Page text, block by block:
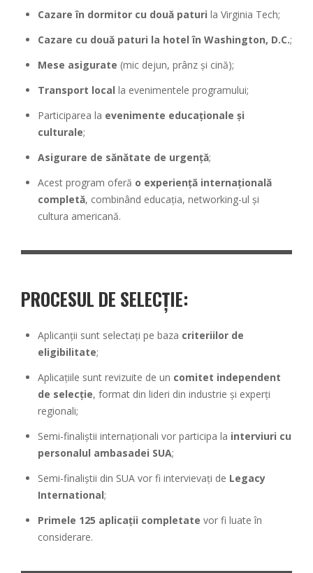
Cazare în dormitor cu două paturi la Virginia Tech;
Cazare cu două paturi la hotel în Washington, D.C.;
Mese asigurate (mic dejun, prânz și cină);
Transport local la evenimentele programului;
Participarea la evenimente educaționale și
culturale;
Asigurare de sănătate de urgență;
Acest program oferă o experiență internațională
completă, combinând educația, networking-ul și
cultura americană.
PROCESUL DE SELECȚIE:
Aplicanții sunt selectați pe baza criteriilor de
eligibilitate;
Aplicațiile sunt revizuite de un comitet independent
de selecție, format din lideri din industrie și experți
regionali;
Semi-finaliștii internaționali vor participa la interviuri cu
personalul ambasadei SUA;
Semi-finaliștii din SUA vor fi intervievați de Legacy
International;
Primele 125 aplicații completate vor fi luate în
considerare.